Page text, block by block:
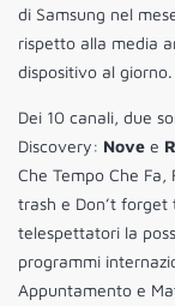
di Samsung nel
rispetto alla media
dispositivo al giorno.
Dei 10 canali, due
Discovery: Nove e
Che Tempo Che
trash e Don’t
telespettatori la
programmi
Appuntamento e